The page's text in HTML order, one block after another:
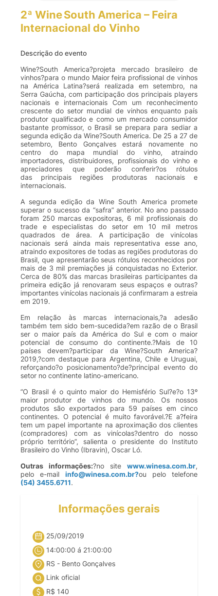
2ª Wine South America – Feira
Internacional do Vinho
Descrição do evento
Wine?South America?projeta mercado brasileiro de
vinhos?para o mundo Maior feira profissional de vinhos
na América Latina?será realizada em setembro, na
Serra Gaúcha, com participação dos principais players
nacionais e internacionais Com um reconhecimento
crescente do setor mundial de vinhos enquanto país
produtor qualificado e como um mercado consumidor
bastante promissor, o Brasil se prepara para sediar a
segunda edição da Wine?South America. De 25 a 27 de
setembro, Bento Gonçalves estará novamente no
centro do mapa mundial do vinho, atraindo
importadores, distribuidores, profissionais do vinho e
apreciadores que poderão conferir?os rótulos
das principais regiões produtoras nacionais e
internacionais.
A segunda edição da Wine South America promete
superar o sucesso da “safra” anterior. No ano passado
foram 250 marcas expositoras, 6 mil profissionais do
trade e especialistas do setor em 10 mil metros
quadrados de área. A participação de vinícolas
nacionais será ainda mais representativa esse ano,
atraindo expositores de todas as regiões produtoras do
Brasil, que apresentarão seus rótulos reconhecidos por
mais de 3 mil premiações já conquistadas no Exterior.
Cerca de 80% das marcas brasileiras participantes da
primeira edição já renovaram seus espaços e outras?
importantes vinícolas nacionais já confirmaram a estreia
em 2019.
Em relação às marcas internacionais,?a adesão
também tem sido bem-sucedida?em razão de o Brasil
ser o maior país da América do Sul e com o maior
potencial de consumo do continente.?Mais de 10
países devem?participar da Wine?South America?
2019,?com destaque para Argentina, Chile e Uruguai,
reforçando?o posicionamento?de?principal evento do
setor no continente latino-americano.
“O Brasil é o quinto maior do Hemisfério Sul?e?o 13º
maior produtor de vinhos do mundo. Os nossos
produtos são exportados para 59 países em cinco
continentes. O potencial é muito favorável.?E a?feira
tem um papel importante na aproximação dos clientes
(compradores) com as vinícolas?dentro do nosso
próprio território”, salienta o presidente do Instituto
Brasileiro do Vinho (Ibravin), Oscar Ló.
Outras informações:?no site www.winesa.com.br,
pelo e-mail info@winesa.com.br?ou pelo telefone
(54) 3455.6711.
Informações gerais
25/09/2019
14:00:00 á 21:00:00
RS - Bento Gonçalves
Link oficial
R$ 140